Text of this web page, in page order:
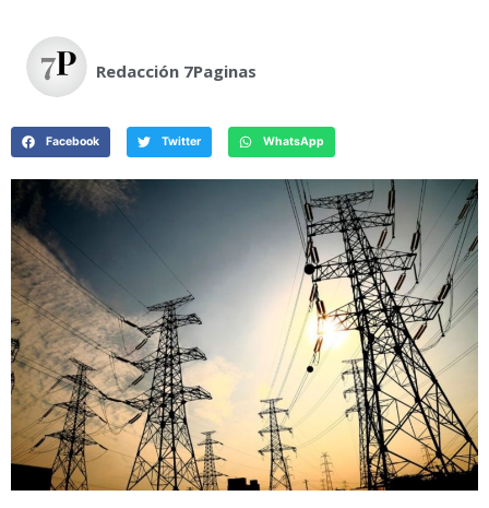
Redacción 7Paginas
Facebook Twitter WhatsApp